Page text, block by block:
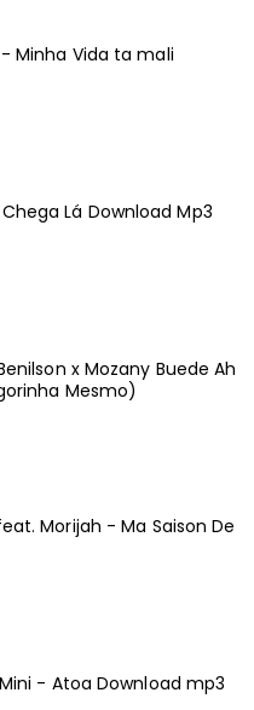
Minha Vida ta mali
Lá Download Mp3
x Mozany Buede Ah
Mesmo)
Morijah - Ma Saison De
- Atoa Download mp3